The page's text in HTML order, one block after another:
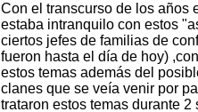
Con el transcurso de los años
estaba intranquilo con estos
ciertos jefes de familias de
fueron hasta el día de hoy)
estos temas además del
clanes que se veía venir por
trataron estos temas durante